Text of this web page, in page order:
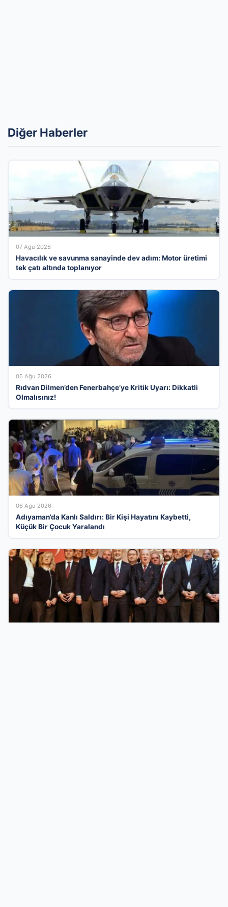
Diğer Haberler
07 Ağu 2026
Havacılık ve savunma sanayinde dev adım: Motor üretimi
tek çatı altında toplanıyor
06 Ağu 2026
Rıdvan Dilmen’den Fenerbahçe’ye Kritik Uyarı: Dikkatli
Olmalısınız!
06 Ağu 2026
Adıyaman’da Kanlı Saldırı: Bir Kişi Hayatını Kaybetti,
Küçük Bir Çocuk Yaralandı